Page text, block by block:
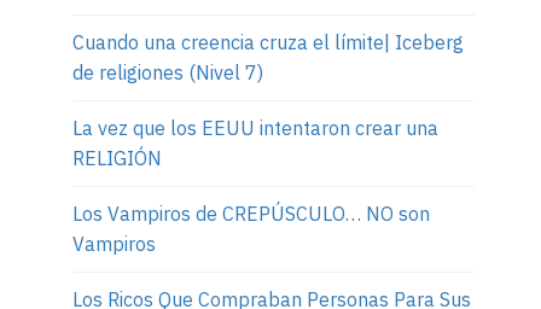
Cuando una creencia cruza el límite| Iceberg
de religiones (Nivel 7)
La vez que los EEUU intentaron crear una
RELIGIÓN
Los Vampiros de CREPÚSCULO… NO son
Vampiros
Los Ricos Que Compraban Personas Para Sus